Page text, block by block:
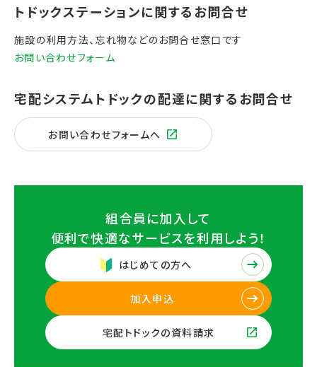
施設の利用方法、忘れ物などのお問合せ窓口です
お問い合わせフォーム
お問い合わせフォームへ
組合員に加入して
便利で快適なサービスを利用しよう！
はじめての方へ
加入申込
宅配トドックの資料請求